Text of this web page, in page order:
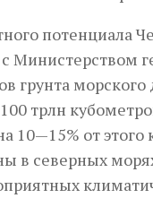
потенциала
Министерством
грунта
трлн
10—15% от
в северных